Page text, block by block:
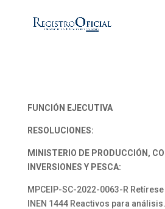
FUNCIÓN EJECUTIVA
RESOLUCIONES:
MINISTERIO DE PRODUCCIÓN,
INVERSIONES Y PESCA:
MPCEIP-SC-2022-0063-R
INEN 1444 Reactivos para